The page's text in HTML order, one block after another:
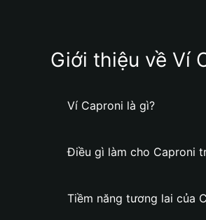
Giới thiệu về Ví
Ví Caproni là gì?
Điều gì làm cho Caproni
Tiềm năng tương lai của